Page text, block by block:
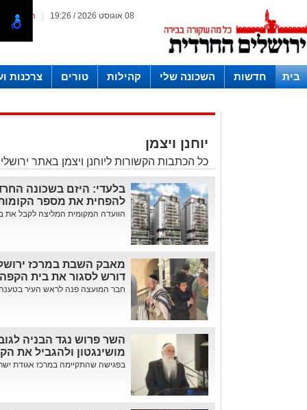
המייל 08 אוגוסט 2026 / 19:26
בית חדשות השכונה שלי קהילות טורים
צרכנות
יוחנן ויצמן
כל הכתבות הקשורות ליוחנן ויצמן באתר
בלעדי: היזם בשכונה
להפחית את מספר
הוועדה המקומית המליצה לקבל את
מאבק השבת במרכז
דורש לסגור את בית
חבר המועצה פנה לראש העיר בטענה
השר פרוש נגד הבניה
מושינגטון ולהגביל את
בפגישה שהתקיימה במרכז אגודת